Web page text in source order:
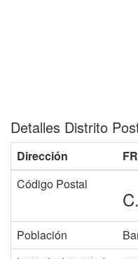
Detalles Distrito
Dirección
Código Postal
Población